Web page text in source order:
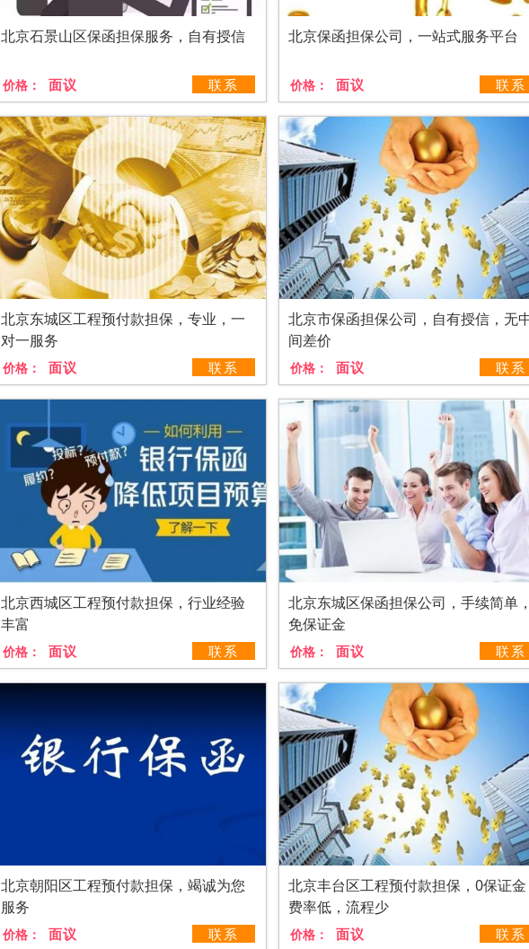
北京石景山区保函担保服务，自有授信
价格： 面议 联系
北京保函担保公司，一站式服务平台
价格： 面议 联系
北京东城区工程预付款担保，专业，一
对一服务
价格： 面议 联系
北京市保函担保公司，自有授信，无
间差价
价格： 面议 联系
北京西城区工程预付款担保，行业经验
丰富
价格： 面议 联系
北京东城区保函担保公司，手续简单
免保证金
价格： 面议 联系
北京朝阳区工程预付款担保，竭诚为您
服务
价格： 面议 联系
北京丰台区工程预付款担保，0保证
费率低，流程少
价格： 面议 联系